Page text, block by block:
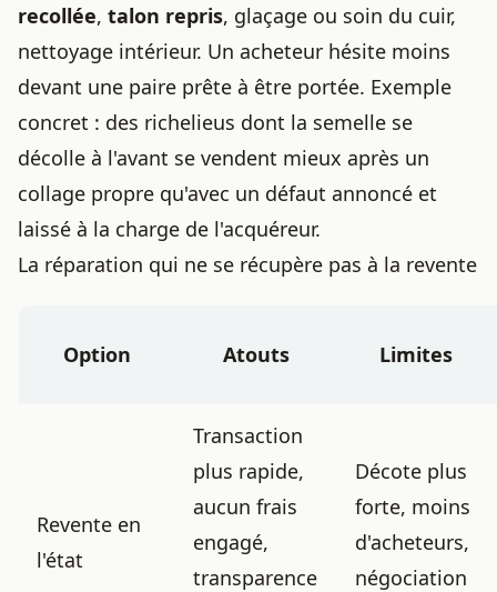
recollée, talon repris, glaçage ou soin du cuir,
nettoyage intérieur. Un acheteur hésite moins
devant une paire prête à être portée. Exemple
concret : des richelieus dont la semelle se
décolle à l'avant se vendent mieux après un
collage propre qu'avec un défaut annoncé et
laissé à la charge de l'acquéreur.
La réparation qui ne se récupère pas à la revente
Option Atouts Limites
Revente en
l'état
Transaction
plus rapide,
aucun frais
engagé,
transparence
Décote plus
forte, moins
d'acheteurs,
négociation